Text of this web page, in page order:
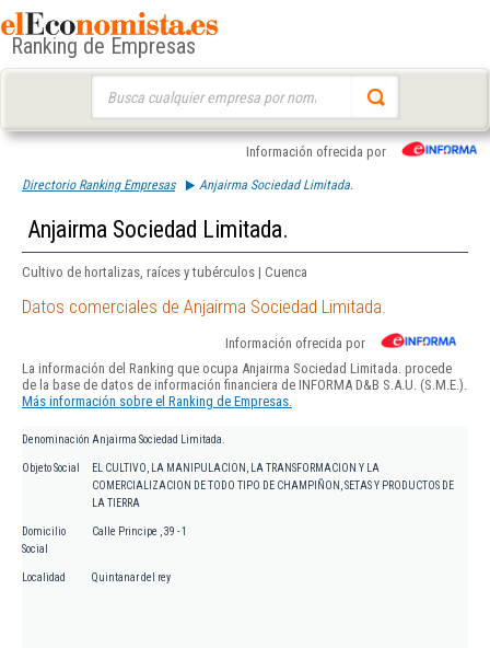
Ranking de Empresas
Información ofrecida por
Directorio Ranking Empresas Anjairma Sociedad Limitada.
Anjairma Sociedad Limitada.
Cultivo de hortalizas, raíces y tubérculos | Cuenca
Datos comerciales de Anjairma Sociedad Limitada.
Información ofrecida por
La información del Ranking que ocupa Anjairma Sociedad Limitada. procede
de la base de datos de información financiera de INFORMA D&B S.A.U. (S.M.E.).
Más información sobre el Ranking de Empresas.
Denominación Anjairma Sociedad Limitada.
Objeto Social
EL CULTIVO, LA MANIPULACION, LA TRANSFORMACION Y LA
COMERCIALIZACION DE TODO TIPO DE CHAMPIÑON, SETAS Y PRODUCTOS DE
LA TIERRA
Domicilio
Social
Calle Principe , 39 - 1
Localidad Quintanar del rey